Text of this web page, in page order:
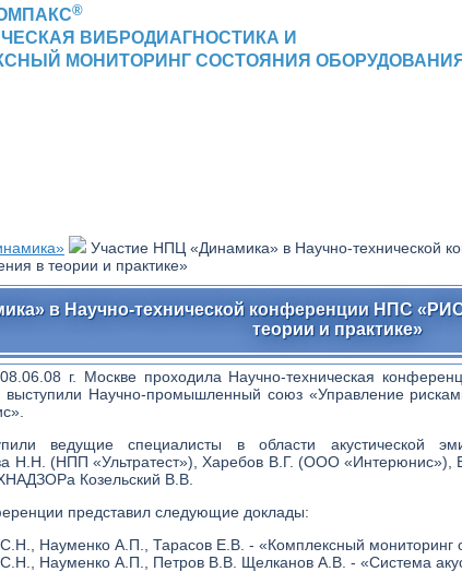
®
ВИБРОДИАГНОСТИКА И
МОНИТОРИНГ СОСТОЯНИЯ ОБОРУДОВАНИЯ
Участие НПЦ «Динамика» в Научно-
в теории и практике»
в Научно-технической конференции НПС
теории и практике»
г. Москве проходила Научно-техническая
Научно-промышленный союз «Управление
ведущие специалисты в области акустической
Н.Н. (НПП «Ультратест»), Харебов В.Г. (ООО
Козельский В.В.
представил следующие доклады:
Науменко А.П., Тарасов Е.В. - «Комплексный
Науменко А.П., Петров В.В. Щелканов А.В. - «Система